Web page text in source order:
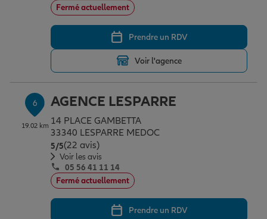
Fermé actuellement
Prendre un RDV
Voir l'agence
6
19.02 km
AGENCE LESPARRE
14 PLACE GAMBETTA
33340 LESPARRE MEDOC
5/5Note de 5 sur 5
(22 avis)
Voir les avis
05 56 41 11 14
Fermé actuellement
Prendre un RDV